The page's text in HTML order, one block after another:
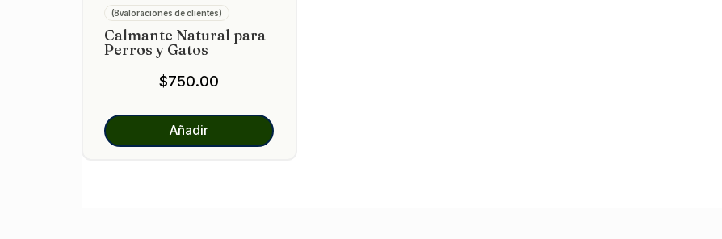
Valorado
con
de 5 en
base a
8
valoracione
(8valoraciones de clientes)
Calmante Natural para
Perros y Gatos
$750.00
Añadir